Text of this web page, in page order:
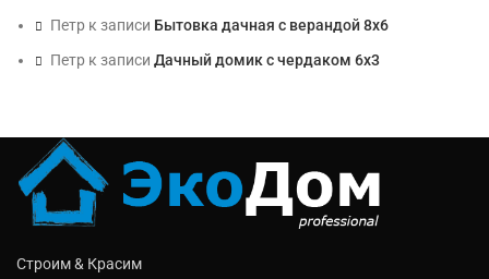
Петр к записи Бытовка дачная с верандой 8х6
Петр к записи Дачный домик с чердаком 6х3
Строим & Красим